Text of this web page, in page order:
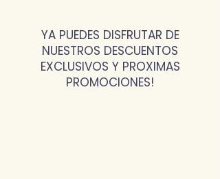
YA PUEDES DISFRUTAR DE
NUESTROS DESCUENTOS
EXCLUSIVOS Y PROXIMAS
PROMOCIONES!